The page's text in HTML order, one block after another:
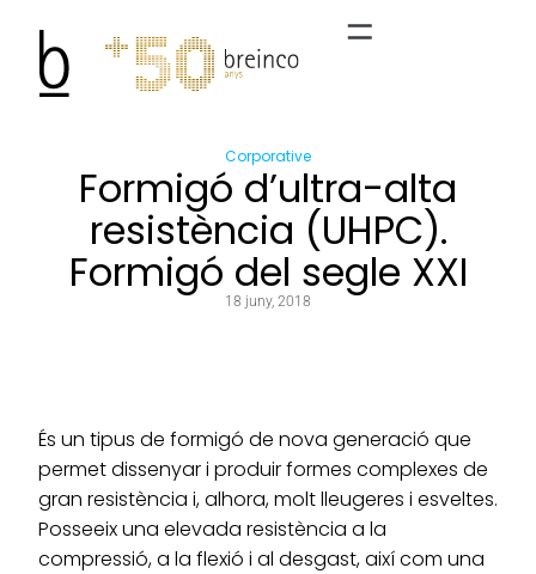
Corporative
Formigó d’ultra-alta
resistència (UHPC).
Formigó del segle XXI
18 juny, 2018
És un tipus de formigó de nova generació que
permet dissenyar i produir formes complexes de
gran resistència i, alhora, molt lleugeres i esveltes.
Posseeix una elevada resistència a la
compressió, a la flexió i al desgast, així com una